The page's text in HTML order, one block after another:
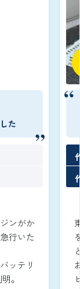
た
ンがか
行いた
ッテリ
。